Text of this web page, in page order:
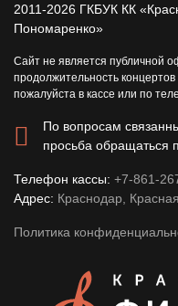
2011-2026 ГКБУК КК
Пономаренко»
Сайт не является публичной
продолжительность
пожалуйста в кассе или по
По вопросам
просьба обращаться
Телефон кассы: +7-861-
Адрес: Краснодар,
Политика